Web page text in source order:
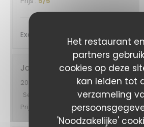
Het restaurant
partners
cookies op deze
kan leiden tot
verzameling
'Noodzakelijke'
Excellent
JacquelineK
2026-08-03
- 19:30 - Gasten 1
Service
Atmosfeer:5/5
Prijs